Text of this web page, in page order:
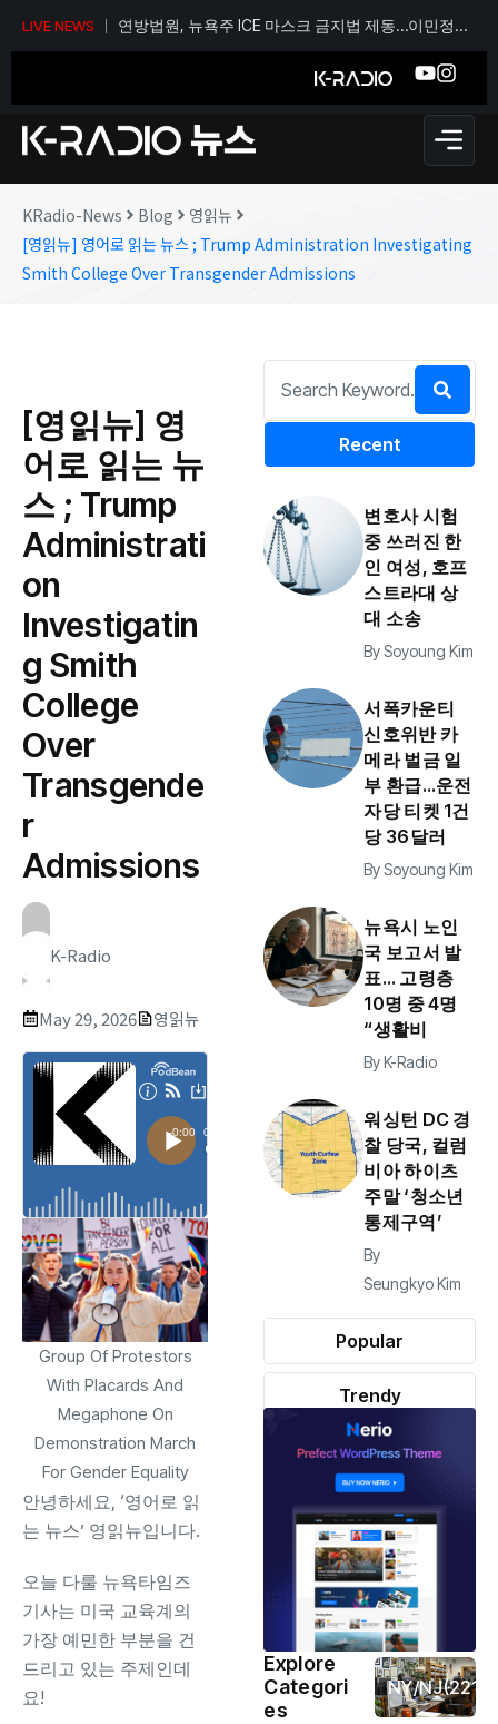
LIVE NEWS
연방법원, 뉴욕주 ICE 마스크 금지법 제동…이민정책
갈등 계속
KRadio-News Blog
영읽뉴
[영읽뉴] 영어로 읽는 뉴스 ; Trump Administration Investigating
Smith College Over Transgender Admissions
[영읽뉴] 영
어로 읽는 뉴
스 ; Trump
Administrati
on
Investigatin
g Smith
College
Over
Transgende
r
Admissions
K-Radio
May 29, 2026 영읽뉴
Group Of Protestors
With Placards And
Megaphone On
Demonstration March
For Gender Equality
안녕하세요, ‘영어로 읽
는 뉴스’ 영읽뉴입니다.
오늘 다룰 뉴욕타임즈
기사는 미국 교육계의
가장 예민한 부분을 건
드리고 있는 주제인데
요!
Recent
Popular
Trendy
변호사 시험
중 쓰러진 한
인 여성, 호프
스트라대 상
대 소송
BySoyoung Kim
서폭카운티
신호위반 카
메라 벌금 일
부 환급…운전
자당 티켓 1건
당 36달러
BySoyoung Kim
뉴욕시 노인
국 보고서 발
표… 고령층
10명 중 4명
“생활비
ByK-Radio
워싱턴 DC 경
찰 당국, 컬럼
비아 하이츠
주말 ‘청소년
통제구역’
By
Seungkyo Kim
Explore
Categori
es
NY/NJ(221)